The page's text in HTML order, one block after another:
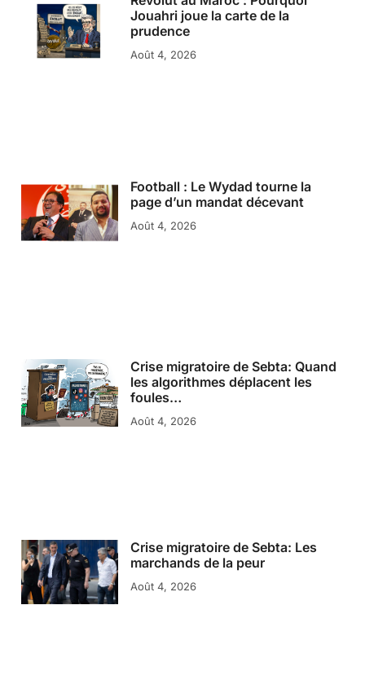
Jouahri joue la carte de la
prudence
Août 4, 2026
Football : Le Wydad tourne la
page d’un mandat décevant
Août 4, 2026
Crise migratoire de Sebta: Quand
les algorithmes déplacent les
foules…
Août 4, 2026
Crise migratoire de Sebta: Les
marchands de la peur
Août 4, 2026